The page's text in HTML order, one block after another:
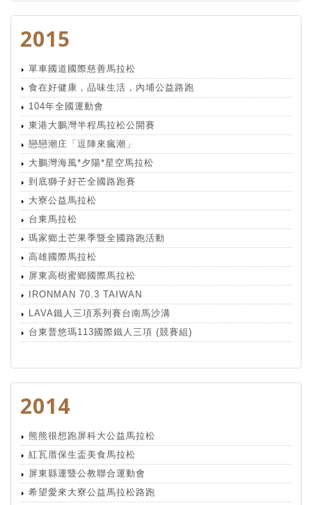
2015
單車國道國際慈善馬拉松
食在好健康，品味生活，內埔公益路跑
104年全國運動會
東港大鵬灣半程馬拉松公開賽
戀戀潮庄「逗陣來瘋潮」
大鵬灣海風*夕陽*星空馬拉松
到底獅子好芒全國路跑賽
大寮公益馬拉松
台東馬拉松
瑪家鄉土芒果季暨全國路跑活動
高雄國際馬拉松
屏東高樹蜜鄉國際馬拉松
IRONMAN 70.3 TAIWAN
LAVA鐵人三項系列賽台南馬沙溝
台東普悠瑪113國際鐵人三項 (競賽組)
2014
熊熊很想跑屏科大公益馬拉松
紅瓦厝保生盃美食馬拉松
屏東縣運暨公教聯合運動會
希望愛來大寮公益馬拉松路跑